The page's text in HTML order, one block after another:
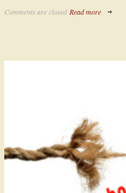
Comments are closed Read more